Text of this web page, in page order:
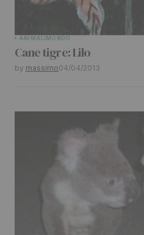
ANIMALIMONDO
Cane tigre: Lilo
by massimo04/04/2013